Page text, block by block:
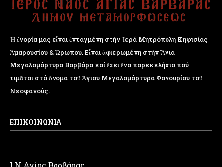
Ἡ ἐνορία μας εἶναι ἐνταγμένη στήν Ἱερά Μητρόπολη Κηφισίας
Ἁμαρουσίου & Ὠρωπου. Εἶναι ἀφιερωμένη στήν Ἅγια
Μεγαλομάρτυρα Βαρβάρα καί ἔχει ἕνα παρεκκλήσιο πού
τιμᾶται στό ὄνομα τοῦ Ἁγιου Μεγαλομάρτυρα Φανουρίου τοῦ
Νεοφανούς.
ΕΠΙΚΟΙΝΩΝΙΑ